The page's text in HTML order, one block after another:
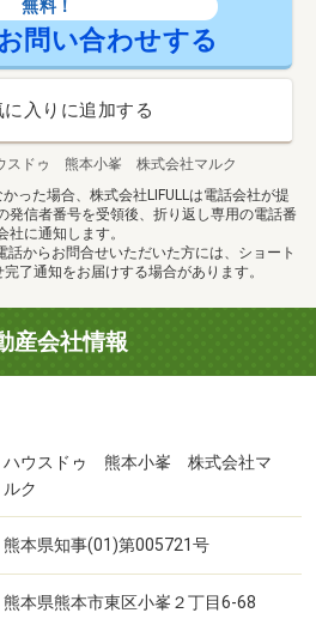
無料！
問い合わせする
に入りに追加する
スドゥ 熊本小峯 株式会社マルク
った場合、株式会社LIFULLは電話会社が提
発信者番号を受領後、折り返し専用の電話番
に通知します。
からお問合せいただいた方には、ショート
了通知をお届けする場合があります。
産会社情報
ハウスドゥ 熊本小峯 株式会社マ
ルク
熊本県知事(01)第005721号
熊本県熊本市東区小峯２丁目6‐68